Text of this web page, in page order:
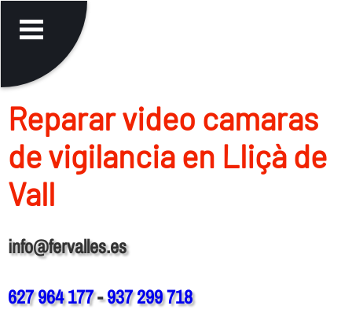
Reparar video camaras
de vigilancia en Lliçà de
Vall
info@fervalles.es
627 964 177-937 299 718